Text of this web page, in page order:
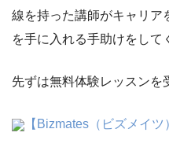
線を持った講師がキャリア
を手に入れる手助けをして
先ずは無料体験レッスンを
【Bizmates（ビズメイツ